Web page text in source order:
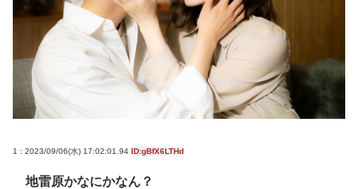
1 : 2023/09/06(水) 17:02:01.94 ID:gBfX6LTHd
地雷原かなにかなん？